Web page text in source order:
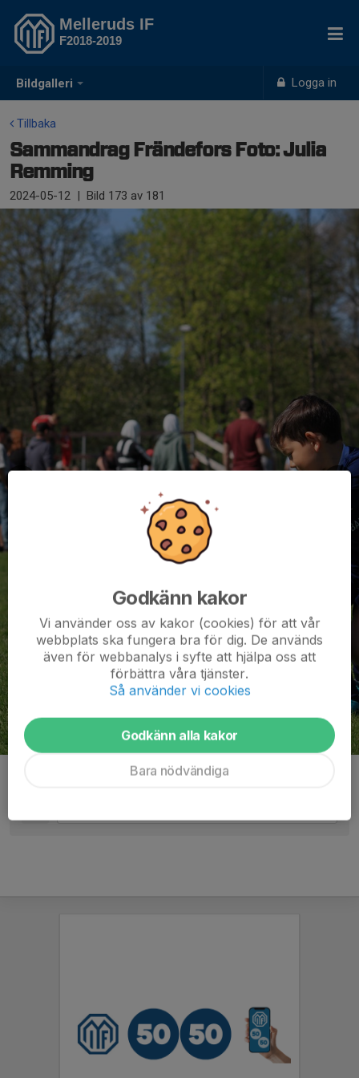
Bildgalleri Logga in
Melleruds IF
F2018-2019
Tillbaka
Sammandrag Frändefors Foto: Julia
Remming
2024-05-12 | Bild 173 av 181
Godkänn kakor
Vi använder oss av kakor (cookies) för att vår
webbplats ska fungera bra för dig. De används
även för webbanalys i syfte att hjälpa oss att
förbättra våra tjänster.
Så använder vi cookies
Godkänn alla kakor
Bara nödvändiga